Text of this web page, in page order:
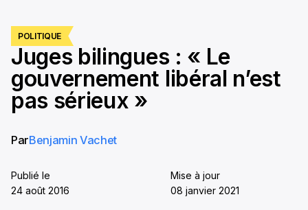
POLITIQUE
Juges bilingues : « Le
gouvernement libéral n’est
pas sérieux »
ParBenjamin Vachet
Publié le
24 août 2016
Mise à jour
08 janvier 2021